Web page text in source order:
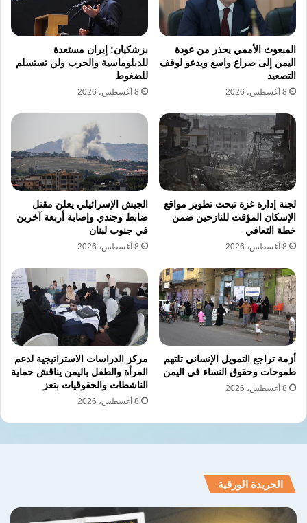
المبعوث الأممي يحذر من عودة
اليمن إلى صراع واسع ويدعو لوقف
التصعيد
8 أغسطس، 2026
بزشكيان: إيران مستعدة
للدبلوماسية والحرب ولن تستسلم
للضغوط
8 أغسطس، 2026
لجنة إدارة غزة تبحث تطوير مواقع
الإسكان المؤقت للنازحين ضمن
خطة التعافي
8 أغسطس، 2026
الجيش الإسرائيلي يعلن مقتل
ضابط وجندي وإصابة أربعة آخرين
في جنوب لبنان
8 أغسطس، 2026
أزمة تراجع التمويل الإنساني تلتهم
طموحات وحقوق النساء في اليمن
8 أغسطس، 2026
مركز الدراسات الاستراتيجية لدعم
المرأة والطفل باليمن يناقش حماية
الناشطات والحقوقيات بتعز
8 أغسطس، 2026
الجريدة الورقية